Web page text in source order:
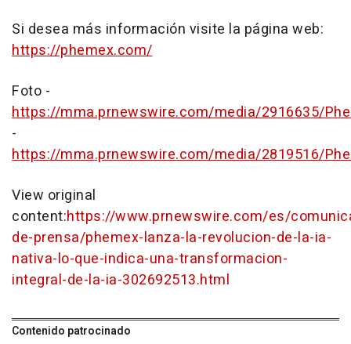
Si desea más información visite la página web:
https://phemex.com/
Foto -
https://mma.prnewswire.com/media/2916635/
-
https://mma.prnewswire.com/media/2819516/
View original
content:https://www.prnewswire.com/es/
de-prensa/phemex-lanza-la-revolucion-de-la-ia-
nativa-lo-que-indica-una-transformacion-
integral-de-la-ia-302692513.html
Contenido patrocinado